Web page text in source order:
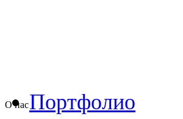
О насПортфолио